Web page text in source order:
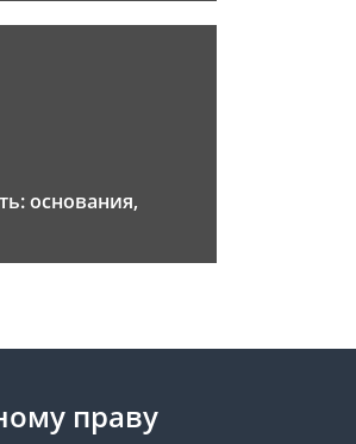
основания,
праву